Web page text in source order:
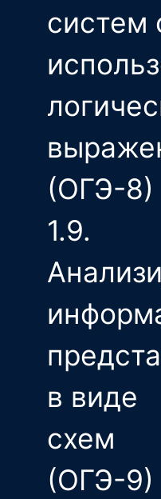
систем
(ОГЭ-8)
1.9.
в виде
схем
(ОГЭ-9)